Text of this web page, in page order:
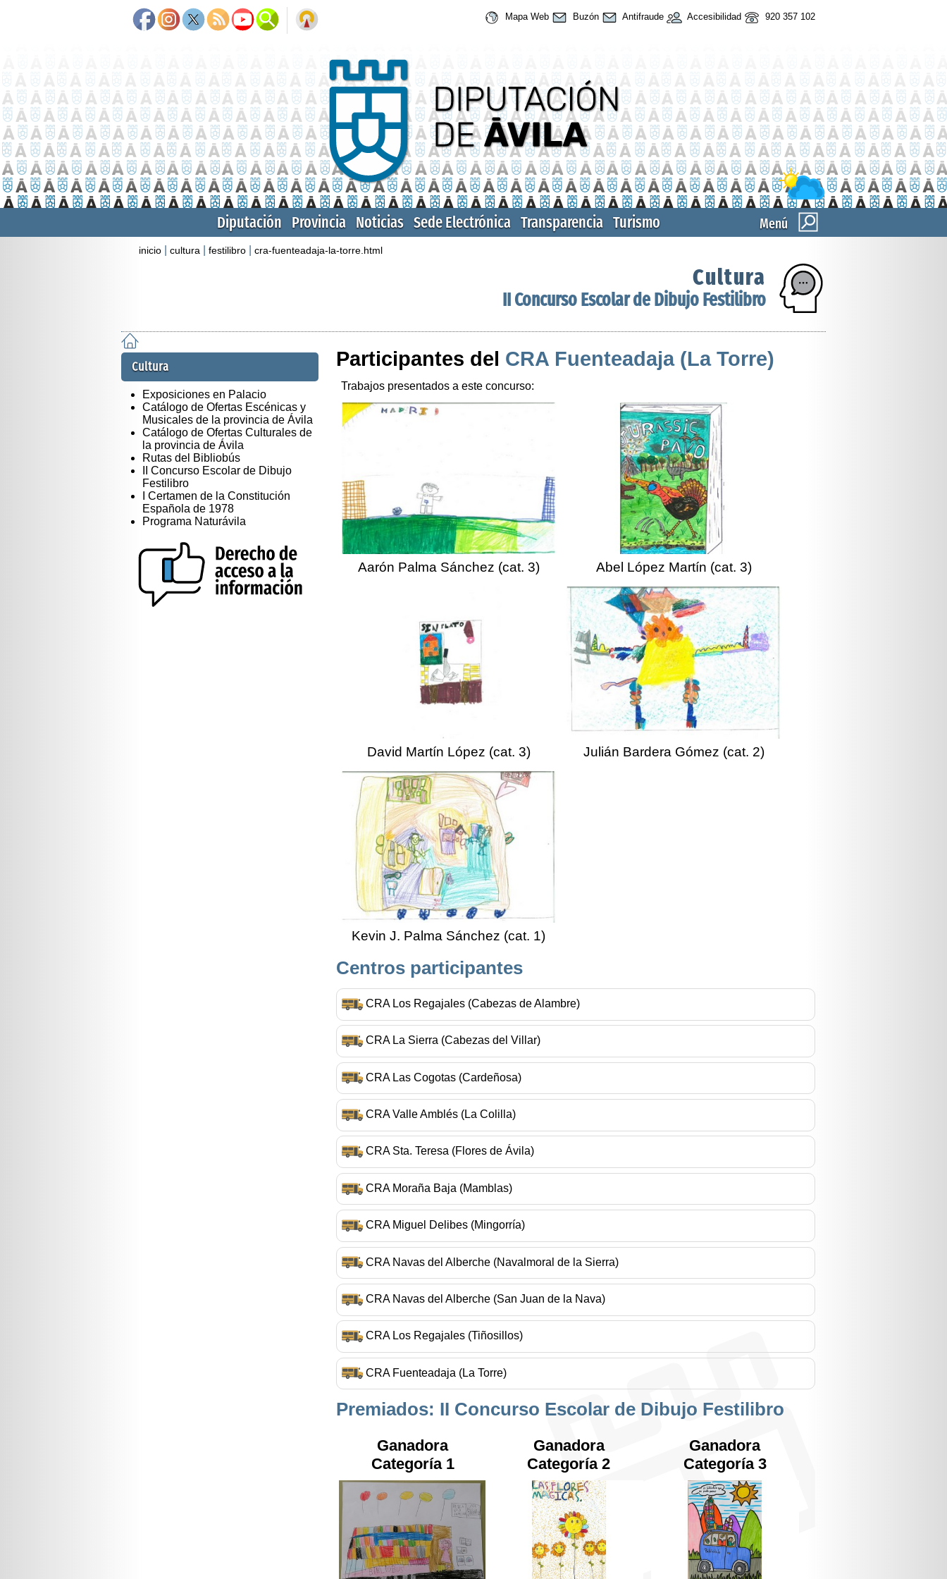
Mapa Web Buzón Antifraude Accesibilidad 920 357 102
Menú
Diputación Provincia Noticias Sede Electrónica Transparencia Turismo
inicio cultura festilibro cra-fuenteadaja-la-torre.html
Cultura
II Concurso Escolar de Dibujo Festilibro
Cultura
Exposiciones en Palacio
Catálogo de Ofertas Escénicas y
Musicales de la provincia de Ávila
Catálogo de Ofertas Culturales de
la provincia de Ávila
Rutas del Bibliobús
II Concurso Escolar de Dibujo
Festilibro
I Certamen de la Constitución
Española de 1978
Programa Naturávila
Participantes del CRA Fuenteadaja (La Torre)
Trabajos presentados a este concurso:
Aarón Palma Sánchez (cat. 3) Abel López Martín (cat. 3)
David Martín López (cat. 3) Julián Bardera Gómez (cat. 2)
Kevin J. Palma Sánchez (cat. 1)
Centros participantes
CRA Los Regajales (Cabezas de Alambre)
CRA La Sierra (Cabezas del Villar)
CRA Las Cogotas (Cardeñosa)
CRA Valle Amblés (La Colilla)
CRA Sta. Teresa (Flores de Ávila)
CRA Moraña Baja (Mamblas)
CRA Miguel Delibes (Mingorría)
CRA Navas del Alberche (Navalmoral de la Sierra)
CRA Navas del Alberche (San Juan de la Nava)
CRA Los Regajales (Tiñosillos)
CRA Fuenteadaja (La Torre)
Premiados: II Concurso Escolar de Dibujo Festilibro
Ganadora
Categoría 1
Ganadora
Categoría 2
Ganadora
Categoría 3